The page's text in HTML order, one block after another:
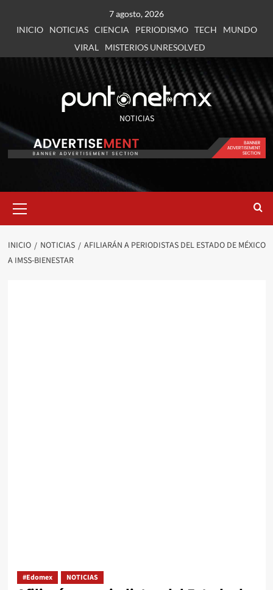
7 agosto, 2026
INICIO
NOTICIAS CIENCIA PERIODISMO TECH
MUNDO
VIRAL
MISTERIOS UNRESOLVED
NOTICIAS
INICIO NOTICIAS
AFILIARÁN A PERIODISTAS DEL ESTADO DE MÉXICO
A IMSS-BIENESTAR
#Edomex NOTICIAS